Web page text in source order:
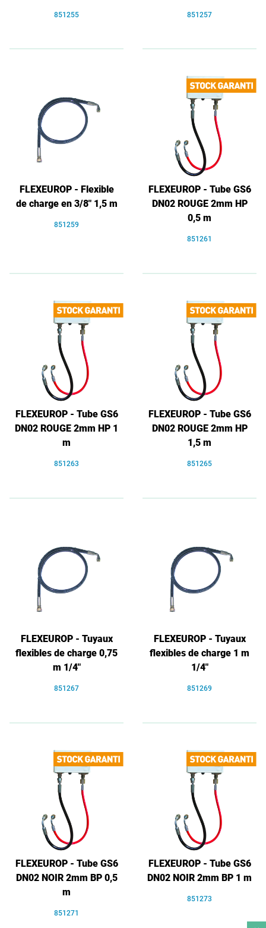
851255 851257
FLEXEUROP - Flexible
de charge en 3/8" 1,5 m
851259
FLEXEUROP - Tube GS6
DN02 ROUGE 2mm HP
0,5 m
851261
FLEXEUROP - Tube GS6
DN02 ROUGE 2mm HP 1
m
851263
FLEXEUROP - Tube GS6
DN02 ROUGE 2mm HP
1,5 m
851265
FLEXEUROP - Tuyaux
flexibles de charge 0,75
m 1/4"
851267
FLEXEUROP - Tuyaux
flexibles de charge 1 m
1/4"
851269
FLEXEUROP - Tube GS6
DN02 NOIR 2mm BP 0,5
m
851271
FLEXEUROP - Tube GS6
DN02 NOIR 2mm BP 1 m
851273